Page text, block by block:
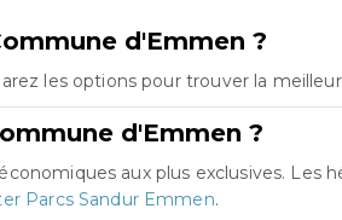
d'Emmen ?
les options pour trouver la
d'Emmen ?
aux plus exclusives. Les
Parcs Sandur Emmen.